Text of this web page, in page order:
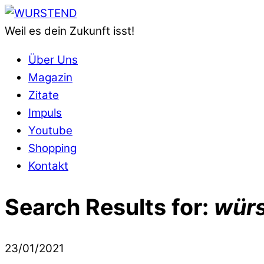
Skip
to
Menu
Weil es dein Zukunft isst!
Über Uns
Magazin
Zitate
Impuls
Youtube
Shopping
Kontakt
Menu
Search Results for:
23/01/2021